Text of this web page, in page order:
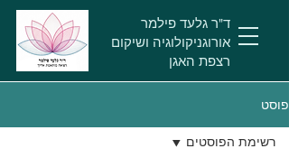
אורוגניקולוגיה ושיקום
רצפת האגן
ד"ר גלעד פילמר
פוסט
רשימת הפוסטים